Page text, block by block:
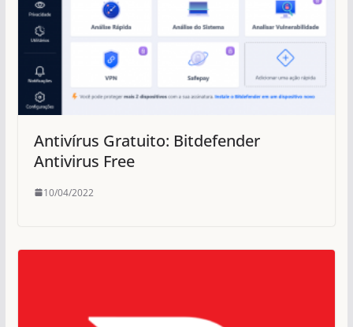
Antivírus Gratuito: Bitdefender
Antivirus Free
10/04/2022